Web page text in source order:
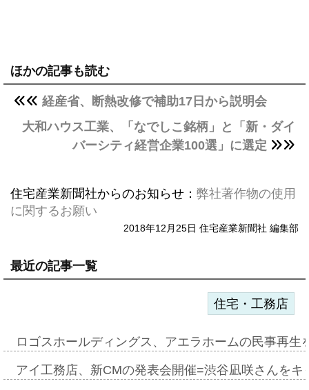
ほかの記事も読む
経産省、断熱改修で補助17日から説明会
大和ハウス工業、「なでしこ銘柄」と「新・ダイ
バーシティ経営企業100選」に選定
住宅産業新聞社からのお知らせ： 弊社著作物の使用
に関するお願い
2018年12月25日 住宅産業新聞社 編集部
最近の記事一覧
住宅・工務店
ロゴスホールディングス、アエラホームの民事再
アイ工務店、新CMの発表会開催=渋谷凪咲さんを